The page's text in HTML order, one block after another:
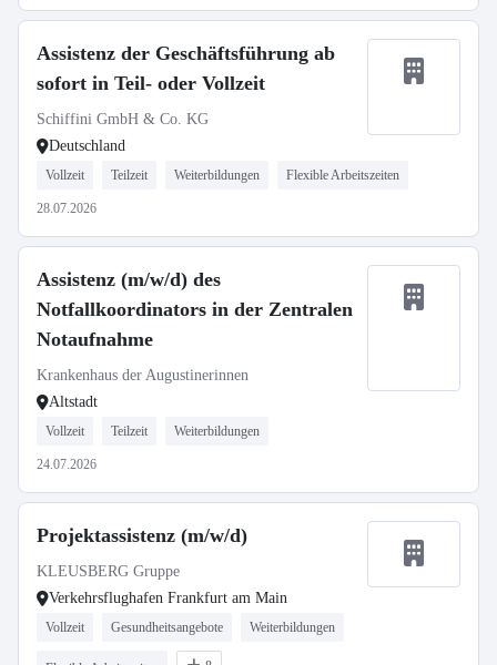
Assistenz der Geschäftsführung ab
sofort in Teil- oder Vollzeit
Schiffini GmbH & Co. KG
Deutschland
Vollzeit Teilzeit Weiterbildungen Flexible Arbeitszeiten
28.07.2026
Assistenz (m/w/d) des
Notfallkoordinators in der Zentralen
Notaufnahme
Krankenhaus der Augustinerinnen
Altstadt
Vollzeit Teilzeit Weiterbildungen
24.07.2026
Projektassistenz (m/w/d)
KLEUSBERG Gruppe
Verkehrsflughafen Frankfurt am Main
Vollzeit Gesundheitsangebote Weiterbildungen